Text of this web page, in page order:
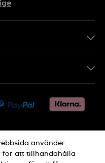
använder
för att tillhandahålla